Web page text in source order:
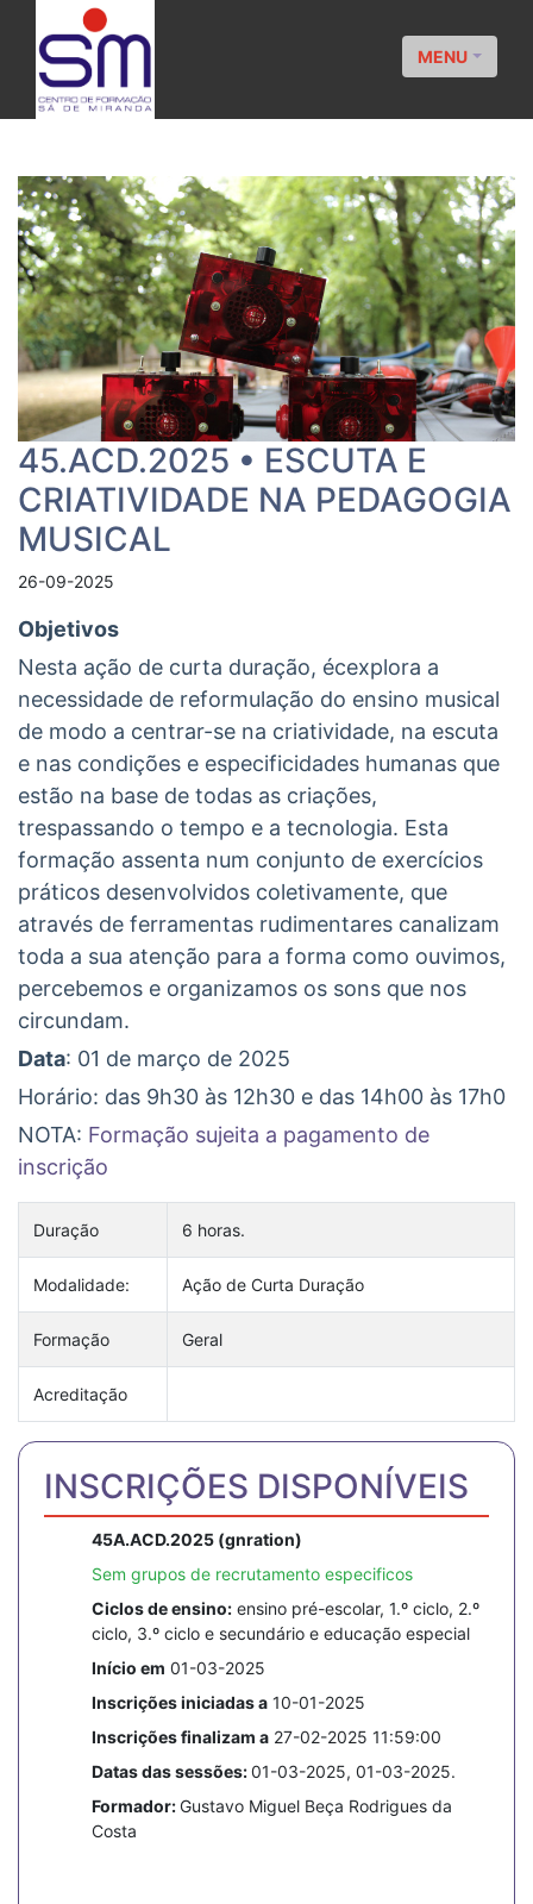
MENU
45.ACD.2025 • ESCUTA E
CRIATIVIDADE NA PEDAGOGIA
MUSICAL
26-09-2025
Objetivos
Nesta ação de curta duração, écexplora a
necessidade de reformulação do ensino musical
de modo a centrar-se na criatividade, na escuta
e nas condições e especificidades humanas que
estão na base de todas as criações,
trespassando o tempo e a tecnologia. Esta
formação assenta num conjunto de exercícios
práticos desenvolvidos coletivamente, que
através de ferramentas rudimentares canalizam
toda a sua atenção para a forma como ouvimos,
percebemos e organizamos os sons que nos
circundam.
Data: 01 de março de 2025
Horário: das 9h30 às 12h30 e das 14h00 às 17h0
NOTA: Formação sujeita a pagamento de
inscrição
Duração 6 horas.
Modalidade: Ação de Curta Duração
Formação Geral
Acreditação
INSCRIÇÕES DISPONÍVEIS
45A.ACD.2025 (gnration)
Sem grupos de recrutamento especificos
Ciclos de ensino:ensino pré-escolar, 1.º ciclo, 2.º
ciclo, 3.º ciclo e secundário e educação especial
Início em 01-03-2025
Inscrições iniciadas a10-01-2025
Inscrições finalizam a27-02-2025 11:59:00
Datas das sessões:01-03-2025, 01-03-2025.
Formador:Gustavo Miguel Beça Rodrigues da
Costa